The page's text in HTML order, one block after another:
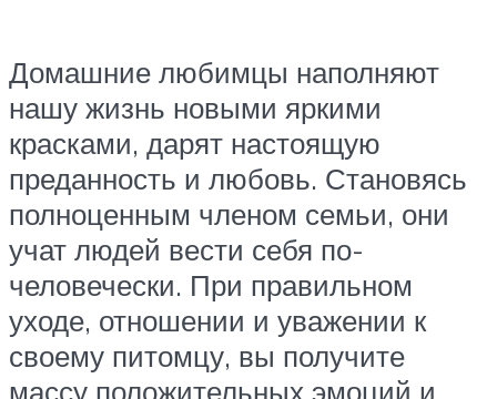
Домашние любимцы наполняют
нашу жизнь новыми яркими
красками, дарят настоящую
преданность и любовь. Становясь
полноценным членом семьи, они
учат людей вести себя по-
человечески. При правильном
уходе, отношении и уважении к
своему питомцу, вы получите
массу положительных эмоций и